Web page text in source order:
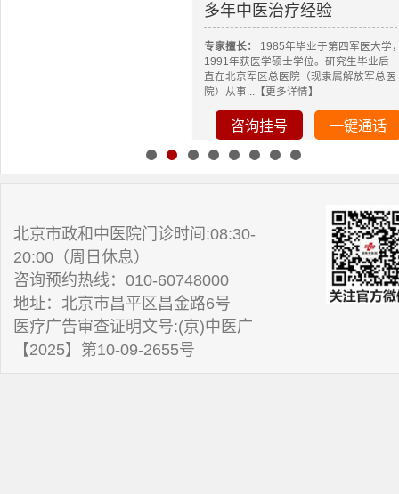
多年中医治疗经验
专家擅长：
1985年毕业于第四军医大学
1991年获医学硕士学位。研究生毕业后一
直在北京军区总医院（现隶属解放军总医
院）从事...【更多详情】
咨询挂号 一键通话
北京市政和中医院门诊时间:08:30-
20:00（周日休息）
咨询预约热线：010-60748000
地址：北京市昌平区昌金路6号
医疗广告审查证明文号:(京)中医广
【2025】第10-09-2655号